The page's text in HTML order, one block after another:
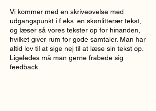
Vi kommer med en skriveøvelse med
udgangspunkt i f.eks. en skønlitterær tekst,
og læser så vores tekster op for hinanden,
hvilket giver rum for gode samtaler. Man har
altid lov til at sige nej til at læse sin tekst op.
Ligeledes må man gerne frabede sig
feedback.